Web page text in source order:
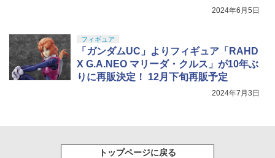
2024年6月5日
フィギュア
「ガンダムUC」よりフィギュア「RAHD
X G.A.NEO マリーダ・クルス」が10年ぶ
りに再販決定！ 12月下旬再販予定
2024年7月3日
トップページに戻る